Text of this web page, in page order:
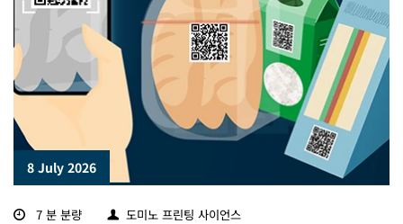
8 July 2026
7 분 분량 도미노 프린팅 사이언스